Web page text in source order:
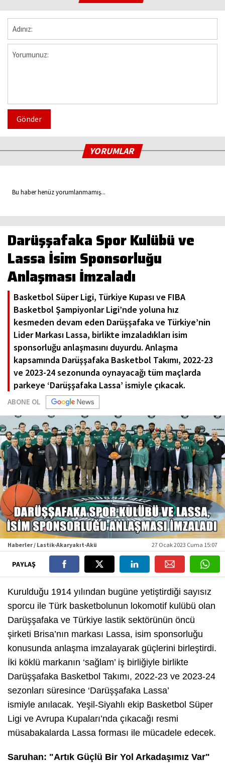
Gönder
YORUMLAR
Bu haber henüz yorumlanmamış...
Darüşşafaka Spor Kulübü ve
Lassa İsim Sponsorluğu
Anlaşması İmzaladı
Basketbol Süper Ligi, Türkiye Kupası ve FIBA
Basketbol Şampiyonlar Ligi’nde yoluna hız
kesmeden devam eden Darüşşafaka ve Türkiye’nin
Lider Markası Lassa, birlikte imzaladıkları isim
sponsorluğu anlaşmasını duyurdu. Anlaşma
kapsamında Darüşşafaka Basketbol Takımı, 2022-23
ve 2023-24 sezonunda oynayacağı tüm maçlarda
parkeye ‘Darüşşafaka Lassa’ ismiyle çıkacak.
ABONE OL
Haberler / Lastik-Akaryakıt-Akü 27 Ocak 2023 Cuma 15:07
PAYLAŞ
Kurulduğu 1914 yılından bugüne yetiştirdiği sayısız
sporcu ile Türk basketbolunun lokomotif kulübü olan
Darüşşafaka ve Türkiye lastik sektörünün öncü
şirketi Brisa’nın markası Lassa, isim sponsorluğu
konusunda anlaşma imzalayarak güçlerini birleştirdi.
İki köklü markanın ‘sağlam’ iş birliğiyle birlikte
Darüşşafaka Basketbol Takımı, 2022-23 ve 2023-24
sezonları süresince ‘Darüşşafaka Lassa’
ismiyle anılacak. Yeşil-Siyahlı ekip Basketbol Süper
Ligi ve Avrupa Kupaları’nda çıkacağı resmi
müsabakalarda Lassa forması ile mücadele edecek.
Saruhan: "Artık Güçlü Bir Yol Arkadaşımız Var"